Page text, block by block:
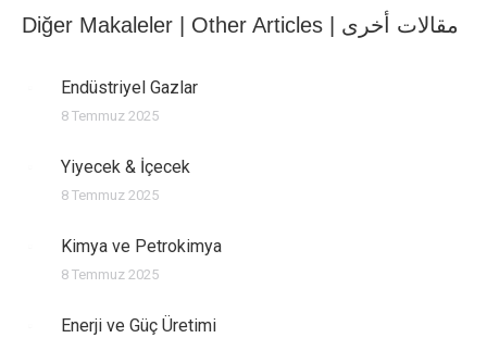
Diğer Makaleler | Other Articles | مقالات أخرى
Endüstriyel Gazlar
8 Temmuz 2025
Yiyecek & İçecek
8 Temmuz 2025
Kimya ve Petrokimya
8 Temmuz 2025
Enerji ve Güç Üretimi